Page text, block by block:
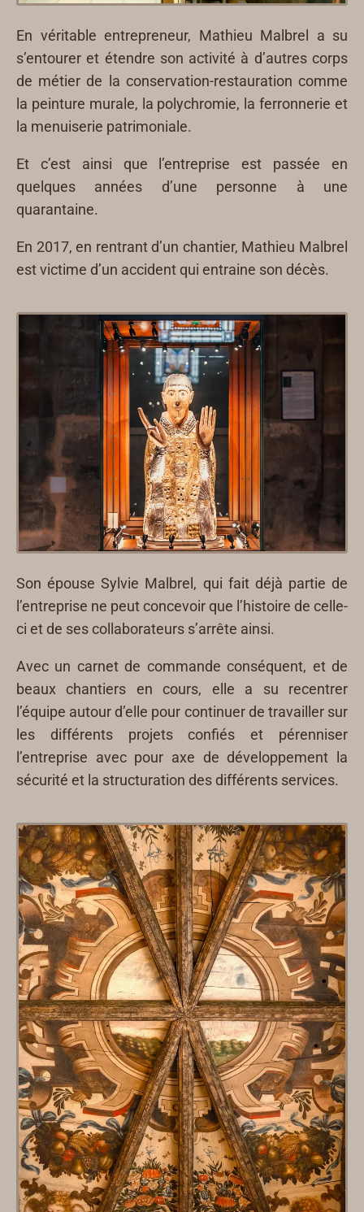
En véritable entrepreneur, Mathieu Malbrel a su
s’entourer et étendre son activité à d’autres corps
de métier de la conservation-restauration comme
la peinture murale, la polychromie, la ferronnerie et
la menuiserie patrimoniale.
Et c’est ainsi que l’entreprise est passée en
quelques années d’une personne à une
quarantaine.
En 2017, en rentrant d’un chantier, Mathieu Malbrel
est victime d’un accident qui entraine son décès.
Son épouse Sylvie Malbrel, qui fait déjà partie de
l’entreprise ne peut concevoir que l’histoire de celle-
ci et de ses collaborateurs s’arrête ainsi.
Avec un carnet de commande conséquent, et de
beaux chantiers en cours, elle a su recentrer
l’équipe autour d’elle pour continuer de travailler sur
les différents projets confiés et pérenniser
l’entreprise avec pour axe de développement la
sécurité et la structuration des différents services.